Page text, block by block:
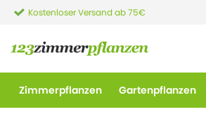
Kostenloser Versand ab 75€
Zimmerpflanzen Gartenpflanzen